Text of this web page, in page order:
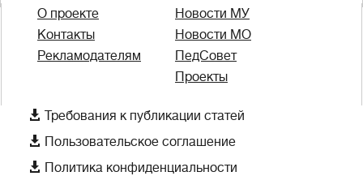
О проекте
Контакты
Рекламодателям
Новости МУ
Новости МО
ПедСовет
Проекты
 Требования к публикации статей
 Пользовательское соглашение
 Политика конфиденциальности